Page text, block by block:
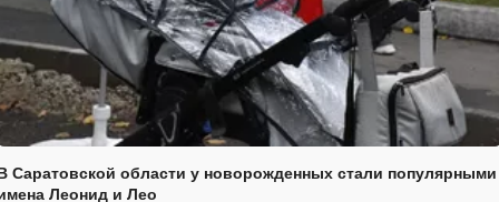
Саратовской области у новорожденных стали популярными
Леонид и Лео